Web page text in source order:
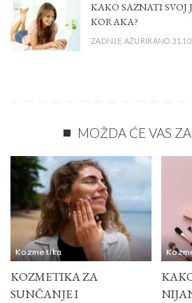
KAKO SAZNATI SVOJ
KORAKA?
ZADNJE AŽURIRANO
MOŽDA ĆE VAS
Kozmetika
KOZMETIKA ZA
SUNČANJE I